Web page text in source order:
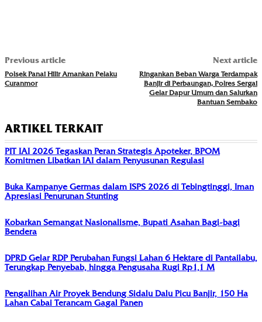
Previous article
Polsek Panai Hilir Amankan Pelaku
Curanmor
Next article
Ringankan Beban Warga Terdampak
Banjir di Perbaungan, Polres Sergai
Gelar Dapur Umum dan Salurkan
Bantuan Sembako
ARTIKEL TERKAIT
PIT IAI 2026 Tegaskan Peran Strategis Apoteker, BPOM
Komitmen Libatkan IAI dalam Penyusunan Regulasi
Buka Kampanye Germas dalam ISPS 2026 di Tebingtinggi, Iman
Apresiasi Penurunan Stunting
Kobarkan Semangat Nasionalisme, Bupati Asahan Bagi-bagi
Bendera
DPRD Gelar RDP Perubahan Fungsi Lahan 6 Hektare di Pantailabu,
Terungkap Penyebab, hingga Pengusaha Rugi Rp1,1 M
Pengalihan Air Proyek Bendung Sidalu Dalu Picu Banjir, 150 Ha
Lahan Cabai Terancam Gagal Panen